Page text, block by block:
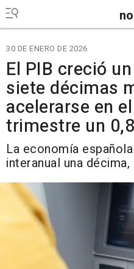
30 DE ENERO DE 2026
El PIB creció
siete décimas
acelerarse en
trimestre un
La economía
interanual una